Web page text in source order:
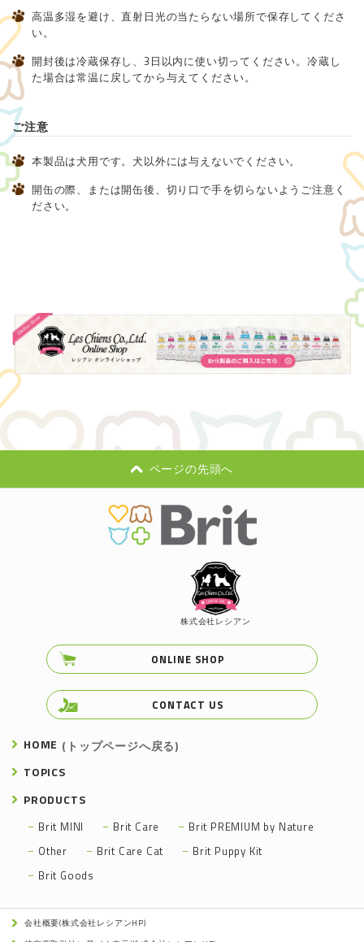
高温多湿を避け、直射日光の当たらない場所で保存してくださ
い。
開封後は冷蔵保存し、3日以内に使い切ってください。冷蔵し
た場合は常温に戻してから与えてください。
ご注意
本製品は犬用です。犬以外には与えないでください。
開缶の際、または開缶後、切り口で手を切らないようご注意く
ださい。
ページの先頭へ
株式会社レシアン
ONLINE SHOP
CONTACT US
HOME (トップページへ戻る)
TOPICS
PRODUCTS
Brit MINI Brit Care
Brit PREMIUM by Nature
Other
Brit Care Cat
Brit Puppy Kit
Brit Goods
会社概要(株式会社レシアンHP)